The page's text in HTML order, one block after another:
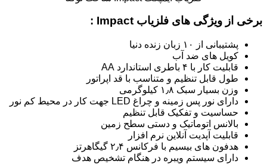
برخی از ویژگی های فلزیاب Impact :
پشتیبانی از ۱۰ زبان زنده دنیا
کویل های ضد آب
قابلیت کار با ۴ باطری استاندارد AA
طول قابل تنظیم و متناسب با قد اپراتور
وزن بسیار سبک ۱٫۸ کیلوگرمی
دارای نور پس زمینه و چراغ LED جهت کار در محیط کم نور
حساسیت و تفکیک قابل تنظیم
بالانس اتوماتیک و دستی سطح زمین
قابلیت آپدیت آنلاین نرم افزار
هدفون های بیسیم با فرکانس ۲٫۴ گیگاهرتز
دارای سیستم ویبره در هنگام تشخیص هدف